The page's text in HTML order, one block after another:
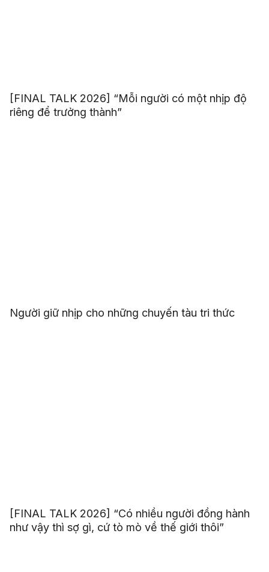
[FINAL TALK 2026] “Mỗi người có một nhịp độ
riêng để trưởng thành”
Người giữ nhịp cho những chuyến tàu tri thức
[FINAL TALK 2026] “Có nhiều người đồng hành
như vậy thì sợ gì, cứ tò mò về thế giới thôi”